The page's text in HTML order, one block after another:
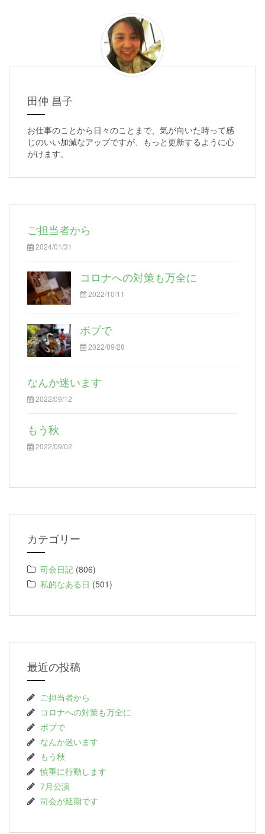
田仲 昌子
お仕事のことから日々のことまで、気が向いた時って感
じのいい加減なアップですが、もっと更新するように心
がけます。
ご担当者から
2024/01/31
コロナへの対策も万全に
2022/10/11
ボブで
2022/09/28
なんか迷います
2022/09/12
もう秋
2022/09/02
カテゴリー
司会日記 (806)
私的なある日 (501)
最近の投稿
ご担当者から
コロナへの対策も万全に
ボブで
なんか迷います
もう秋
慎重に行動します
7月公演
司会が延期です